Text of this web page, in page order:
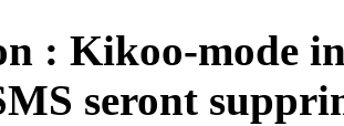
: Kikoo-mode
seront